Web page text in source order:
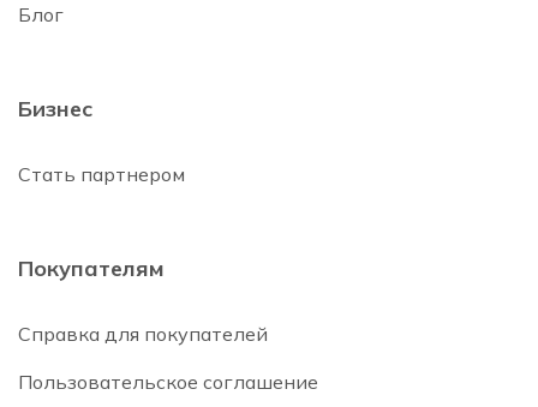
Блог
Бизнес
Стать партнером
Покупателям
Справка для покупателей
Пользовательское соглашение